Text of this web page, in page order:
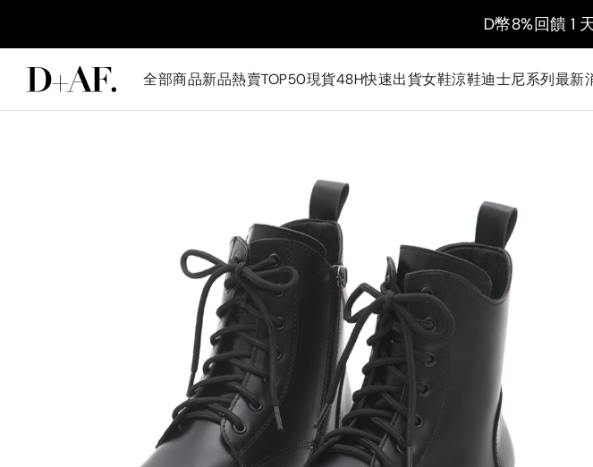
D幣8%回饋 1
全部商品新品熱賣TOP50現貨48H快速出貨女鞋涼鞋迪士尼系列最新